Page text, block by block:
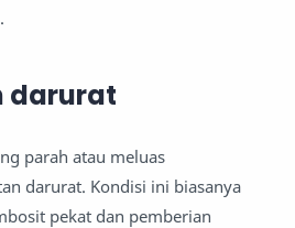
darurat
parah atau meluas
darurat. Kondisi ini biasanya
pekat dan pemberian